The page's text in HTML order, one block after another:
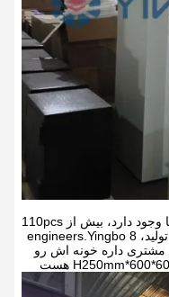
4 منطقه و 30000 متر مربع در کارخانه ما وجود دارد، بیش از 110pcs
گواهینامه ثبت اختراع، 350 کارگر، 8 خط تولید، 8 engineers.Yingbo
مشتری داره خونه اش رو